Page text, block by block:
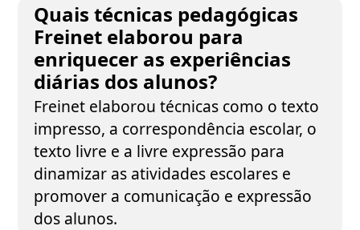
Quais técnicas pedagógicas
Freinet elaborou para
enriquecer as experiências
diárias dos alunos?
Freinet elaborou técnicas como o texto
impresso, a correspondência escolar, o
texto livre e a livre expressão para
dinamizar as atividades escolares e
promover a comunicação e expressão
dos alunos.